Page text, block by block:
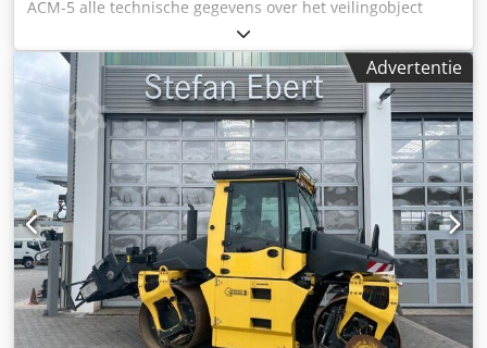
ACM-5 alle technische gegevens over het veilingobject
vindt u onder "Documenten" als PDF-bestand, dat u kunt
downloaden! Kleur: zoals afgebeeld, zie afbeeldingen en
inspectie Staat: gebruikt Dedpjzqaycjfx Almjkr Advertentie